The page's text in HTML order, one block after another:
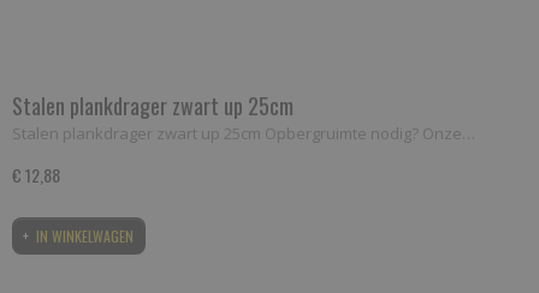
Stalen plankdrager zwart up 25cm
Stalen plankdrager zwart up 25cm Opbergruimte nodig? Onze…
€ 12,88
IN WINKELWAGEN